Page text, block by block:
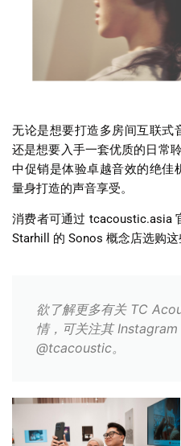
无论是想要打造多房间互联式
还是想要入手一套优质的日常
中促销是体验卓越音效的绝佳
量身打造的声音享受。
消费者可通过 tcacoustic.asia
Starhill 的 Sonos 概念店选购这
欲了解更多有关 TC
情，可关注其
@tcacoustic。